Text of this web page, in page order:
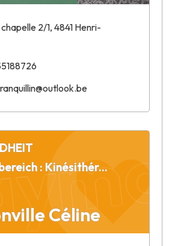
2/1, 4841 Henri-
Céline
Tätigkeitsbereich : Kinésithérapie